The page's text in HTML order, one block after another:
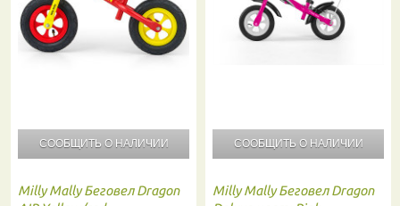
СООБЩИТЬ О НАЛИЧИИ
Milly Mally Беговел Dragon
СООБЩИТЬ О НАЛИЧИИ
Milly Mally Беговел Dragon